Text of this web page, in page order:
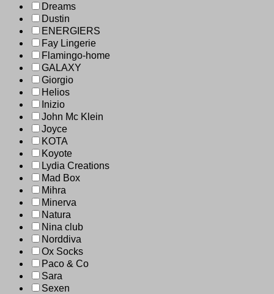
Dreams
Dustin
ENERGIERS
Fay Lingerie
Flamingo-home
GALAXY
Giorgio
Helios
Inizio
John Mc Klein
Joyce
KOTA
Koyote
Lydia Creations
Mad Box
Mihra
Minerva
Natura
Nina club
Norddiva
Ox Socks
Paco & Co
Sara
Sexen